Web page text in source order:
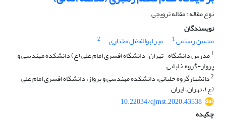
نوع مقاله : مقاله ترویجی
نویسندگان
محسن رستمی1 میر ابوالفضل مختاری
2
1مدرس دانشگاه- تهران-دانشگاه افسری امام علی (ع) دانشکده مهندسی و
پرواز-گروه خلبانی
2دانشیارگروه خلبانی، دانشکده مهندسی و پرواز، دانشگاه افسری امام علی
(ع)، تهران، ایران
10.22034/qjmst.2020.43538
چکیده